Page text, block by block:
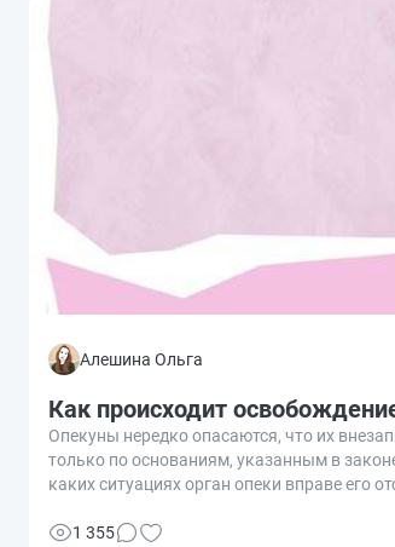
Алешина Ольга
Как происходит
Опекуны нередко опасаются, что их
только по основаниям, указанным в
каких ситуациях орган опеки вправе его
1 355